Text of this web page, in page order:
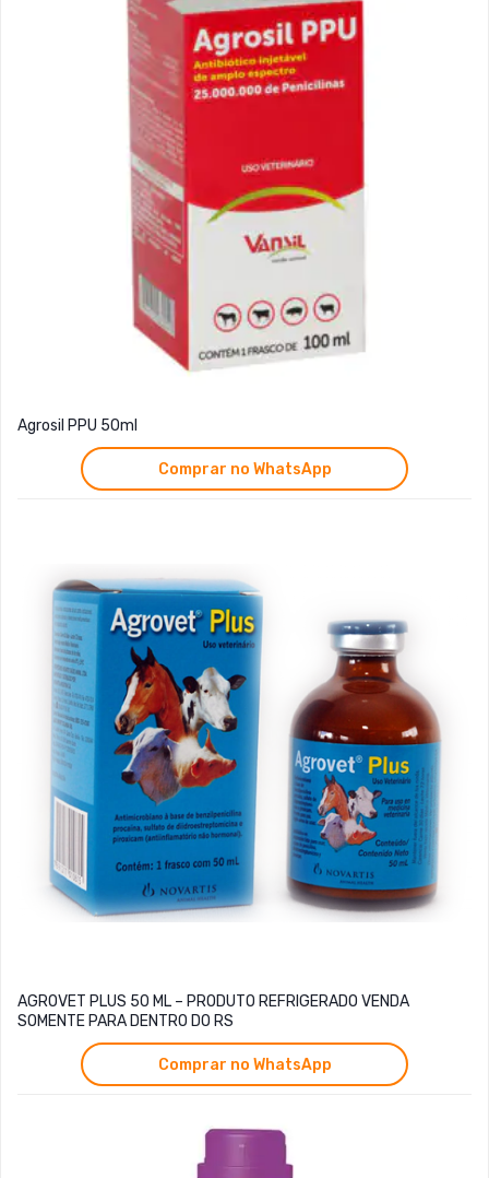
Agrosil PPU 50ml
Comprar no WhatsApp
AGROVET PLUS 50 ML – PRODUTO REFRIGERADO VENDA
SOMENTE PARA DENTRO DO RS
Comprar no WhatsApp